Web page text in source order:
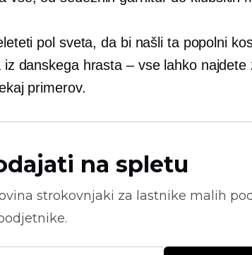
pol sveta, da bi našli ta popolni
danskega hrasta – vse lahko najdete
primerov.
na spletu
strokovnjaki za lastnike malih